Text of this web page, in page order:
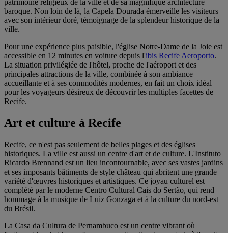
patrimoine religieux de la ville et de sa magnifique architecture
baroque. Non loin de là, la Capela Dourada émerveille les visiteurs
avec son intérieur doré, témoignage de la splendeur historique de la
ville.
Pour une expérience plus paisible, l'église Notre-Dame de la Joie est
accessible en 12 minutes en voiture depuis l'ibis Recife Aeroporto.
La situation privilégiée de l'hôtel, proche de l'aéroport et des
principales attractions de la ville, combinée à son ambiance
accueillante et à ses commodités modernes, en fait un choix idéal
pour les voyageurs désireux de découvrir les multiples facettes de
Recife.
Art et culture à Recife
Recife, ce n'est pas seulement de belles plages et des églises
historiques. La ville est aussi un centre d'art et de culture. L'Instituto
Ricardo Brennand est un lieu incontournable, avec ses vastes jardins
et ses imposants bâtiments de style château qui abritent une grande
variété d'œuvres historiques et artistiques. Ce joyau culturel est
complété par le moderne Centro Cultural Cais do Sertão, qui rend
hommage à la musique de Luiz Gonzaga et à la culture du nord-est
du Brésil.
La Casa da Cultura de Pernambuco est un centre vibrant où